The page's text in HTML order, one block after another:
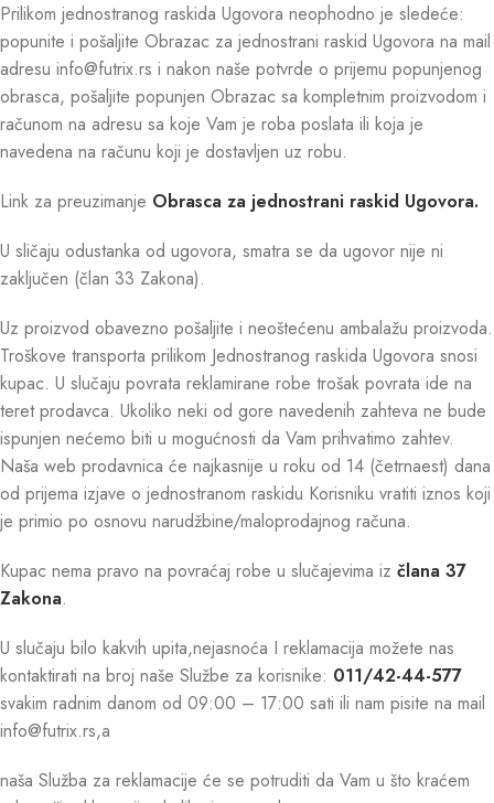
Prilikom jednostranog raskida Ugovora neophodno je sledeće:
popunite i pošaljite Obrazac za jednostrani raskid Ugovora na mail
adresu info@futrix.rs i nakon naše potvrde o prijemu popunjenog
obrasca, pošaljite popunjen Obrazac sa kompletnim proizvodom i
računom na adresu sa koje Vam je roba poslata ili koja je
navedena na računu koji je dostavljen uz robu.
Link za preuzimanje Obrasca za jednostrani raskid Ugovora.
U sličaju odustanka od ugovora, smatra se da ugovor nije ni
zaključen (član 33 Zakona).
Uz proizvod obavezno pošaljite i neoštećenu ambalažu proizvoda.
Troškove transporta prilikom Jednostranog raskida Ugovora snosi
kupac. U slučaju povrata reklamirane robe trošak povrata ide na
teret prodavca. Ukoliko neki od gore navedenih zahteva ne bude
ispunjen nećemo biti u mogućnosti da Vam prihvatimo zahtev.
Naša web prodavnica će najkasnije u roku od 14 (četrnaest) dana
od prijema izjave o jednostranom raskidu Korisniku vratiti iznos koji
je primio po osnovu narudžbine/maloprodajnog računa.
Kupac nema pravo na povraćaj robe u slučajevima iz člana 37
Zakona.
U slučaju bilo kakvih upita,nejasnoća I reklamacija možete nas
kontaktirati na broj naše Službe za korisnike: 011/42-44-577
svakim radnim danom od 09:00 – 17:00 sati ili nam pisite na mail
info@futrix.rs,a
naša Služba za reklamacije će se potruditi da Vam u što kraćem